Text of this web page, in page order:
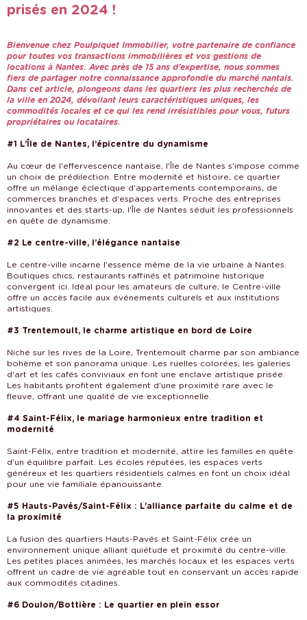
prisés en 2024 !
Bienvenue chez Poulpiquet Immobilier, votre partenaire de confiance
pour toutes vos transactions immobilières et vos gestions de
locations à Nantes. Avec près de 15 ans d'expertise, nous sommes
fiers de partager notre connaissance approfondie du marché nantais.
Dans cet article, plongeons dans les quartiers les plus recherchés de
la ville en 2024, dévoilant leurs caractéristiques uniques, les
commodités locales et ce qui les rend irrésistibles pour vous, futurs
propriétaires ou locataires.
#1 L’Île de Nantes, l’épicentre du dynamisme
Au cœur de l'effervescence nantaise, l'Île de Nantes s'impose comme
un choix de prédilection. Entre modernité et histoire, ce quartier
offre un mélange éclectique d'appartements contemporains, de
commerces branchés et d'espaces verts. Proche des entreprises
innovantes et des starts-up, l'Île de Nantes séduit les professionnels
en quête de dynamisme.
#2 Le centre-ville, l’élégance nantaise
Le centre-ville incarne l'essence même de la vie urbaine à Nantes.
Boutiques chics, restaurants raffinés et patrimoine historique
convergent ici. Idéal pour les amateurs de culture, le Centre-ville
offre un accès facile aux événements culturels et aux institutions
artistiques.
#3 Trentemoult, le charme artistique en bord de Loire
Niché sur les rives de la Loire, Trentemoult charme par son ambiance
bohème et son panorama unique. Les ruelles colorées, les galeries
d'art et les cafés conviviaux en font une enclave artistique prisée.
Les habitants profitent également d'une proximité rare avec le
fleuve, offrant une qualité de vie exceptionnelle.
#4 Saint-Félix, le mariage harmonieux entre tradition et
modernité
Saint-Félix, entre tradition et modernité, attire les familles en quête
d'un équilibre parfait. Les écoles réputées, les espaces verts
généreux et les quartiers résidentiels calmes en font un choix idéal
pour une vie familiale épanouissante.
#5 Hauts-Pavés/Saint-Félix : L'alliance parfaite du calme et de
la proximité
La fusion des quartiers Hauts-Pavés et Saint-Félix crée un
environnement unique alliant quiétude et proximité du centre-ville.
Les petites places animées, les marchés locaux et les espaces verts
offrent un cadre de vie agréable tout en conservant un accès rapide
aux commodités citadines.
#6 Doulon/Bottière : Le quartier en plein essor